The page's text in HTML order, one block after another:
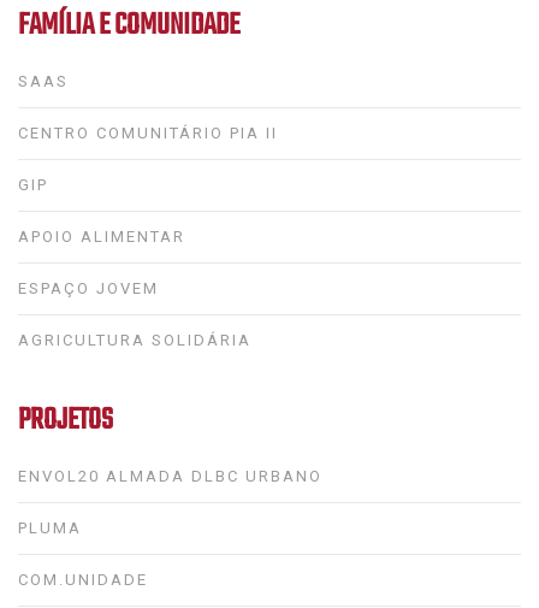
FAMÍLIA E COMUNIDADE
SAAS
CENTRO COMUNITÁRIO PIA II
GIP
APOIO ALIMENTAR
ESPAÇO JOVEM
AGRICULTURA SOLIDÁRIA
PROJETOS
ENVOL20 ALMADA DLBC URBANO
PLUMA
COM.UNIDADE